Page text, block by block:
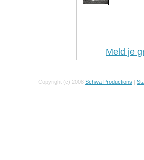
Meld je
Copyright (c) 2008 Schwa Productions |